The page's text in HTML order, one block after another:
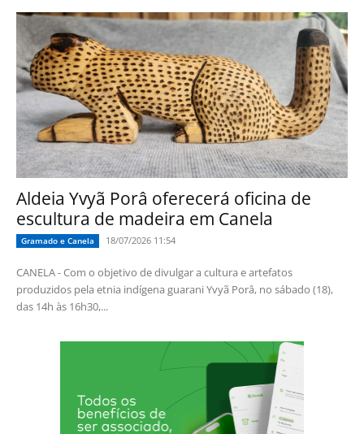
Aldeia Yvyã Porâ oferecerá oficina de
escultura de madeira em Canela
Gramado e Canela 18/07/2026 11:54
CANELA - Com o objetivo de divulgar a cultura e artefatos
produzidos pela etnia indígena guarani Yvyã Porâ, no sábado (18),
das 14h às 16h30,...